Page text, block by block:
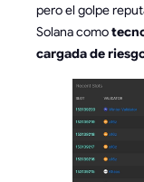
pero el golpe
Solana como
cargada de